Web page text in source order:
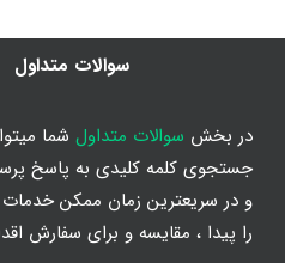
سوالات متداول
در بخش سوالات متداولشما
جستجوی کلمه کلیدی به پاسخ
و در سریعترین زمان ممکن خدمات
را پیدا ، مقایسه و برای سفارش